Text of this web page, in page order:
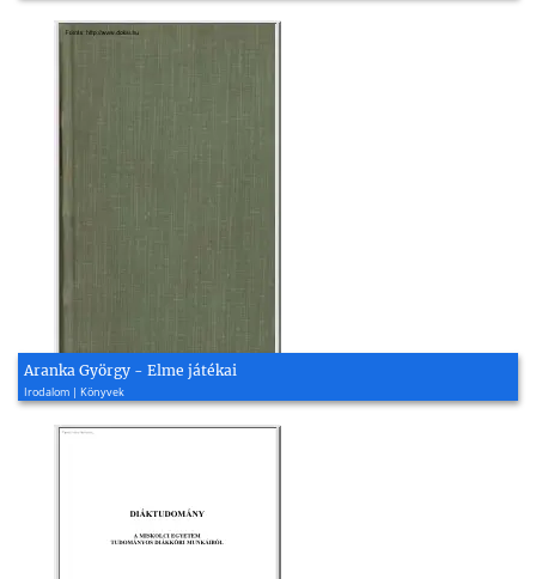
Aranka György - Elme játékai
Irodalom | Könyvek